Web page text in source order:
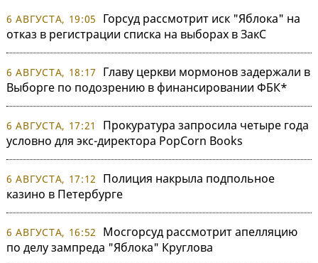
6 АВГУСТА, 19:05
Горсуд рассмотрит иск "Яблока" на
отказ в регистрации списка на выборах в ЗакС
6 АВГУСТА, 18:17
Главу церкви мормонов задержали в
Выборге по подозрению в финансировании ФБК*
6 АВГУСТА, 17:21
Прокуратура запросила четыре года
условно для экс-директора PopCorn Books
6 АВГУСТА, 17:12
Полиция накрыла подпольное
казино в Петербурге
6 АВГУСТА, 16:52
Мосгорсуд рассмотрит апелляцию
по делу зампреда "Яблока" Круглова